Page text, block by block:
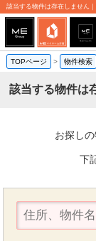
該当する物件は存在しません
TOPページ > 物件検索
該当する物件は
お探し
下